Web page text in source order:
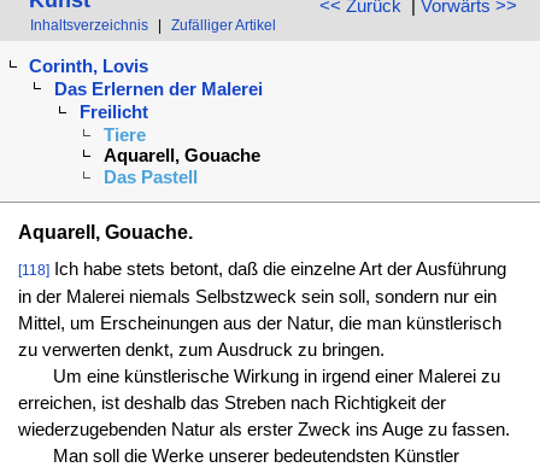
<< Zurück | Vorwärts >>
Inhaltsverzeichnis Zufälliger Artikel
Corinth, Lovis
Das Erlernen der Malerei
Freilicht
Tiere
Aquarell, Gouache
Das Pastell
Aquarell, Gouache.
[118]Ich habe stets betont, daß die einzelne Art der Ausführung
in der Malerei niemals Selbstzweck sein soll, sondern nur ein
Mittel, um Erscheinungen aus der Natur, die man künstlerisch
zu verwerten denkt, zum Ausdruck zu bringen.
Um eine künstlerische Wirkung in irgend einer Malerei zu
erreichen, ist deshalb das Streben nach Richtigkeit der
wiederzugebenden Natur als erster Zweck ins Auge zu fassen.
Man soll die Werke unserer bedeutendsten Künstler